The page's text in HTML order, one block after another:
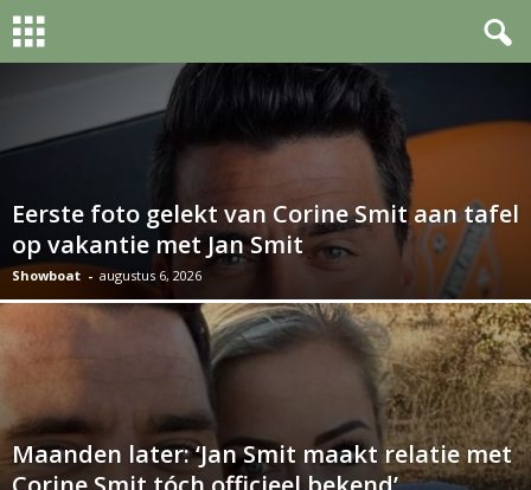
Eerste foto gelekt van Corine Smit aan tafel
op vakantie met Jan Smit
Showboat - augustus 6, 2026
Maanden later: ‘Jan Smit maakt relatie met